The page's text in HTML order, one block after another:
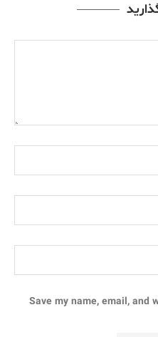
Save my name, email, and